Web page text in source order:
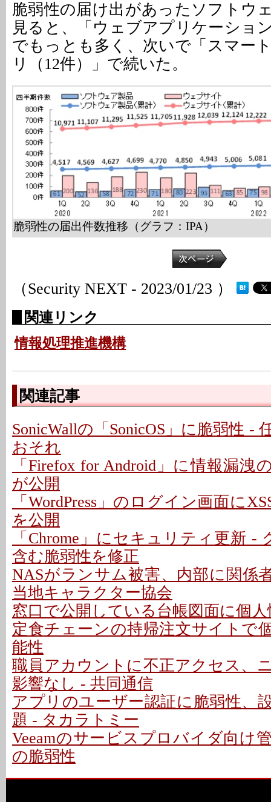
脆弱性の届け出があったソフトウ
見ると、「ウェブアプリケーショ
でもっとも多く、次いで「スマー
リ（12件）」で続いた。
脆弱性の届出件数推移（グラフ：IPA）
（Security NEXT - 2023/01/23 ）
関連リンク
情報処理推進機構
関連記事
SonicWallの「SonicOS」に脆弱性 -
おそれ
「Firefox for Android」に情報漏洩
が公開
「WordPress」のログイン画面に
を公開
「Chrome」にセキュリティ更新 -
含む脆弱性を修正
NASがランサム被害、内部に関係
当地キャラクター協会
窓口で公開している台帳図面に個
定食チェーンの持帰注文サイトで
能性
職員アカウントに不正アクセス、
影響なし - 共同通信
アプリのユーザー認証に脆弱性、
題 - タカラトミー
Veeamのサービスプロバイダ向け
の脆弱性